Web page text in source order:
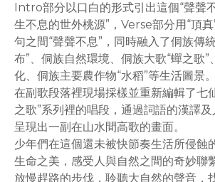
Intro部分以口白的形式引出這個“聲聲
生不息的世外桃源”，Verse部分用“頂
句之間“聲聲不息”，同時融入了侗族傳
布”、侗族自然環境、侗族大歌“蟬之歌”
化、侗族主要農作物“水稻”等生活圖景。
在副歌段落裡現場採樣並重新編輯了七
之歌”系列裡的唱段，通過詞語的漢譯及
呈現出一副在山水間高歌的畫面。
少年們在這個還未被快節奏生活所侵蝕
生命之美，感受人與自然之間的奇妙聯
放慢趕路的步伐，聆聽大自然的聲音，